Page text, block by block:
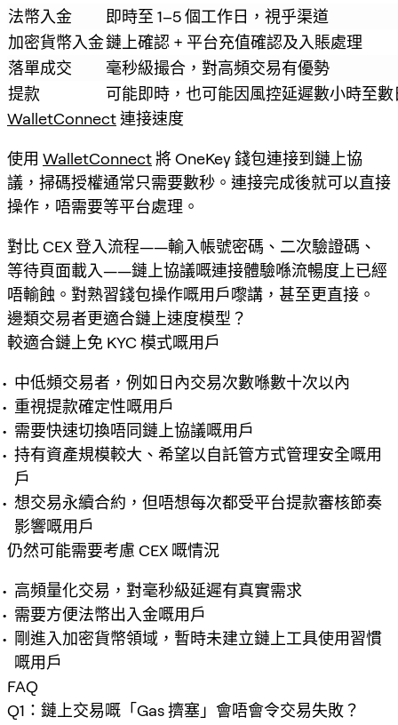
法幣入金
即時至 1–5 個工作日，視乎渠道
加密貨幣入金鏈上確認 + 平台充值確認及入賬處理
落單成交
毫秒級撮合，對高頻交易有優勢
提款
可能即時，也可能因風控延遲數小時至數
WalletConnect連接速度
使用 WalletConnect將 OneKey 錢包連接到鏈上協
議，掃碼授權通常只需要數秒。連接完成後就可以直接
操作，唔需要等平台處理。
對比 CEX 登入流程——輸入帳號密碼、二次驗證碼、
等待頁面載入——鏈上協議嘅連接體驗喺流暢度上已經
唔輸蝕。對熟習錢包操作嘅用戶嚟講，甚至更直接。
邊類交易者更適合鏈上速度模型？
較適合鏈上免 KYC 模式嘅用戶
中低頻交易者，例如日內交易次數喺數十次以內
重視提款確定性嘅用戶
需要快速切換唔同鏈上協議嘅用戶
持有資產規模較大、希望以自託管方式管理安全嘅用
戶
想交易永續合約，但唔想每次都受平台提款審核節奏
影響嘅用戶
仍然可能需要考慮 CEX 嘅情況
高頻量化交易，對毫秒級延遲有真實需求
需要方便法幣出入金嘅用戶
剛進入加密貨幣領域，暫時未建立鏈上工具使用習慣
嘅用戶
FAQ
Q1：鏈上交易嘅「Gas 擠塞」會唔會令交易失敗？